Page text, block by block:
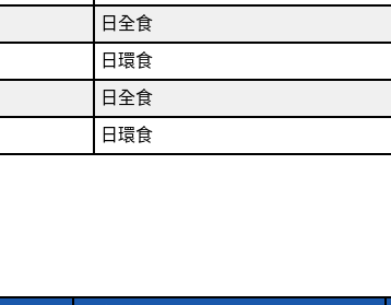
日全食
日環食
日全食
日環食